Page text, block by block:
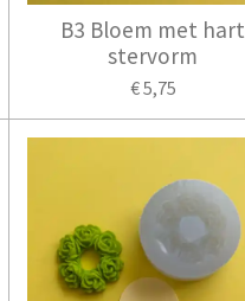
B3 Bloem met hart
stervorm
€ 5,75